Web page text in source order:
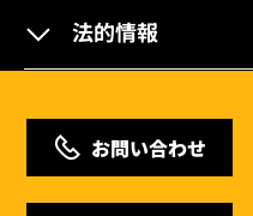
法的情報
お問い合わせ